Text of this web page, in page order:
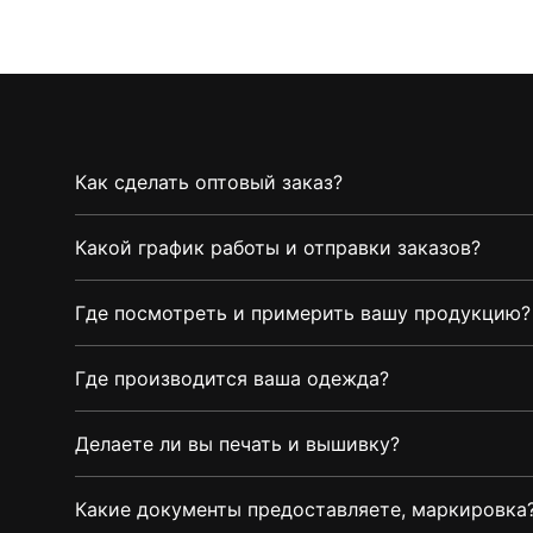
Как сделать оптовый заказ?
Какой график работы и отправки заказов?
Где посмотреть и примерить вашу продукцию?
Где производится ваша одежда?
Делаете ли вы печать и вышивку?
Какие документы предоставляете,